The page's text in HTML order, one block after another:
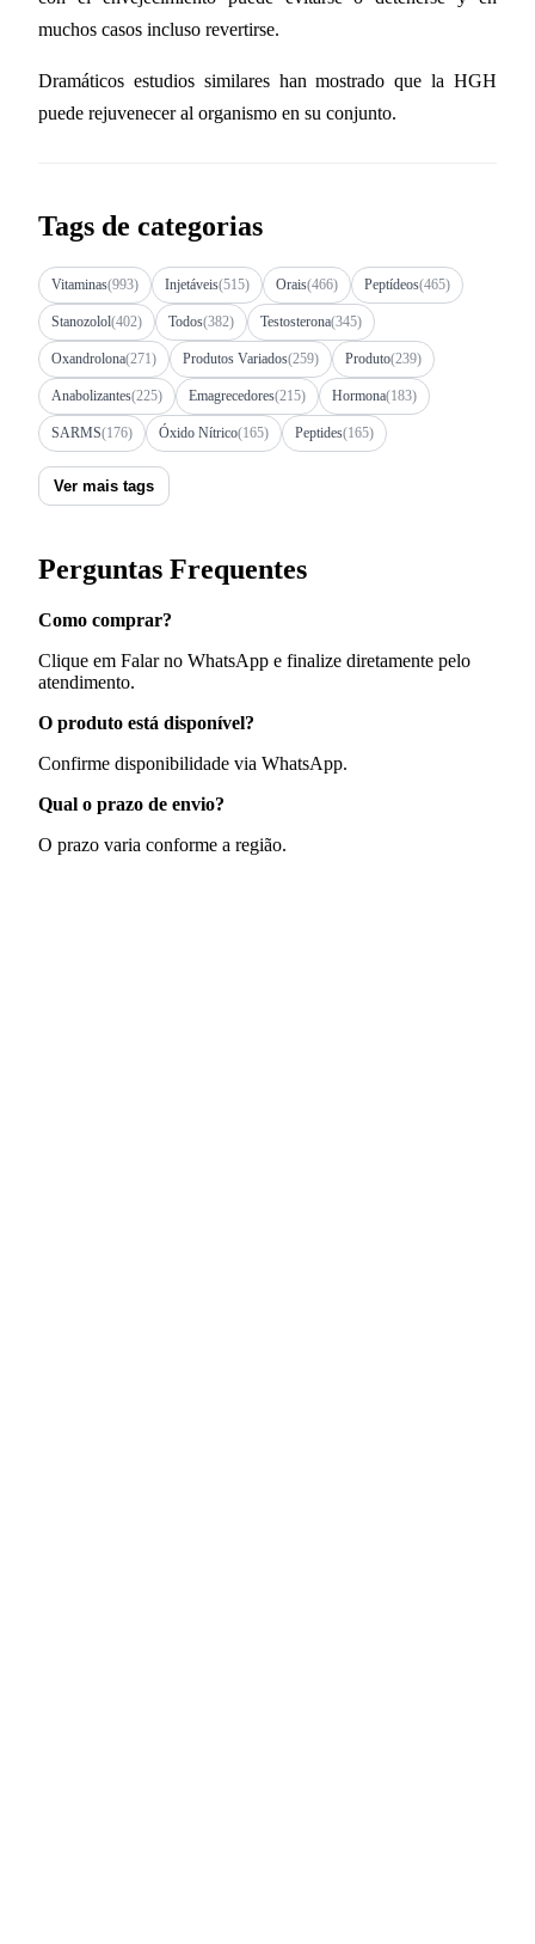
muchos casos incluso revertirse.
Dramáticos estudios similares han mostrado que la HGH
puede rejuvenecer al organismo en su conjunto.
Tags de categorias
Vitaminas(993) Injetáveis(515) Orais(466) Peptídeos(465)
Stanozolol(402) Todos(382) Testosterona(345)
Oxandrolona(271) Produtos Variados(259) Produto(239)
Anabolizantes(225) Emagrecedores(215) Hormona(183)
SARMS(176) Óxido Nítrico(165) Peptides(165)
Ver mais tags
Perguntas Frequentes
Como comprar?
Clique em Falar no WhatsApp e finalize diretamente pelo
atendimento.
O produto está disponível?
Confirme disponibilidade via WhatsApp.
Qual o prazo de envio?
O prazo varia conforme a região.